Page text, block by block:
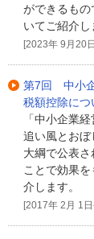
ができるもの
いてご紹介し
[2023年 9月20
第7回 中小
税額控除につ
「中小企業
追い風とお
大綱で公表
ことで効果
介します。
[2017年 2月 1